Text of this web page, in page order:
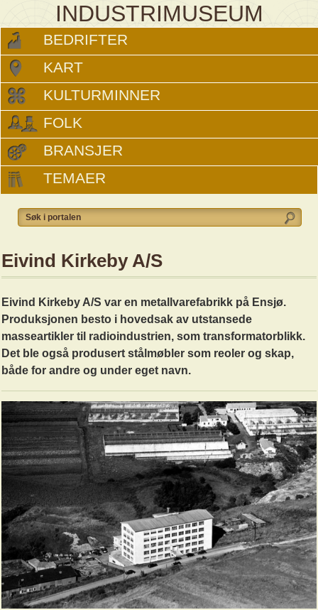
INDUSTRIMUSEUM
BEDRIFTER
KART
KULTURMINNER
FOLK
BRANSJER
TEMAER
Eivind Kirkeby A/S
Eivind Kirkeby A/S var en metallvarefabrikk på Ensjø.
Produksjonen besto i hovedsak av utstansede
masseartikler til radioindustrien, som transformatorblikk.
Det ble også produsert stålmøbler som reoler og skap,
både for andre og under eget navn.